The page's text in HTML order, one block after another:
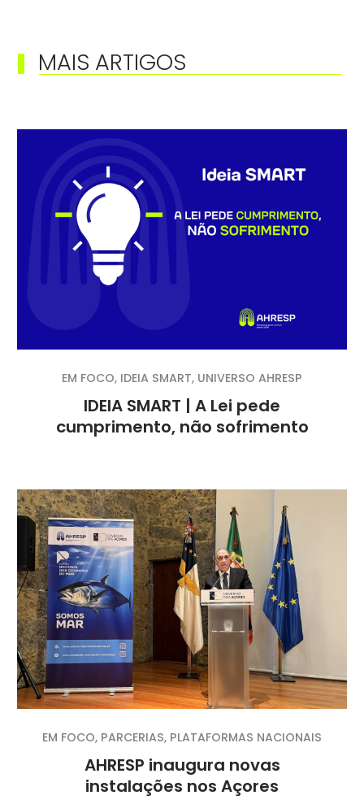
MAIS ARTIGOS
IDEIA SMART | A Lei pede
cumprimento, não sofrimento
EM FOCO, IDEIA SMART, UNIVERSO AHRESP
AHRESP inaugura novas
instalações nos Açores
EM FOCO, PARCERIAS, PLATAFORMAS NACIONAIS